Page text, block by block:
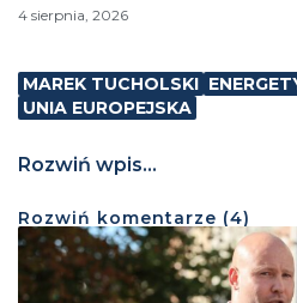
4 sierpnia, 2026
MAREK TUCHOLSKI
UNIA EUROPEJSKA
Rozwiń wpis...
Rozwiń komentarze (4)